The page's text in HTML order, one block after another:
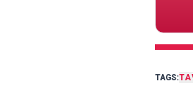
TAGS:TA